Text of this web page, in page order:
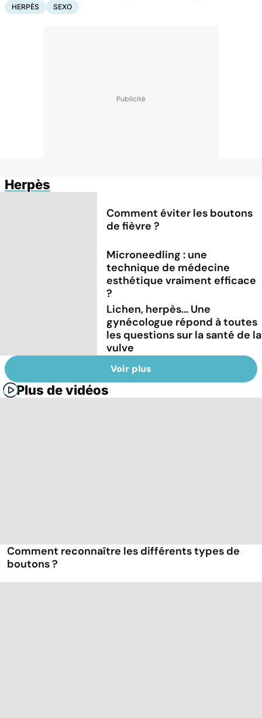
HERPÈS SEXO
Herpès
Comment éviter les boutons
de fièvre ?
Microneedling : une
technique de médecine
esthétique vraiment efficace
?
Lichen, herpès... Une
gynécologue répond à toutes
les questions sur la santé de la
vulve
Voir plus
Plus de vidéos
Comment reconnaître les différents types de
boutons ?